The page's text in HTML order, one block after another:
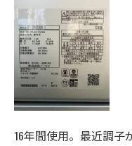
16年間使用。最近調子